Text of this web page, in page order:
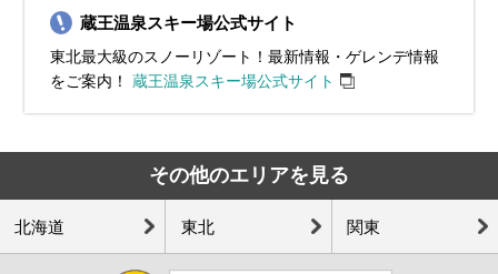
蔵王温泉スキー場公式サイト
東北最大級のスノーリゾート！最新情報・ゲレンデ情報
をご案内！ 蔵王温泉スキー場公式サイト
その他のエリアを見る
北海道 東北 関東